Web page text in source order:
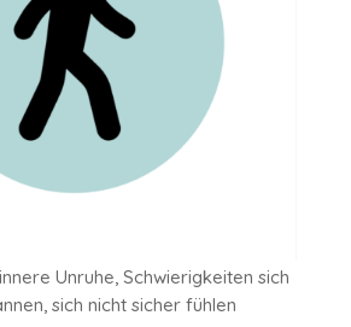
Unruhe, Schwierigkeiten sich
sich nicht sicher fühlen